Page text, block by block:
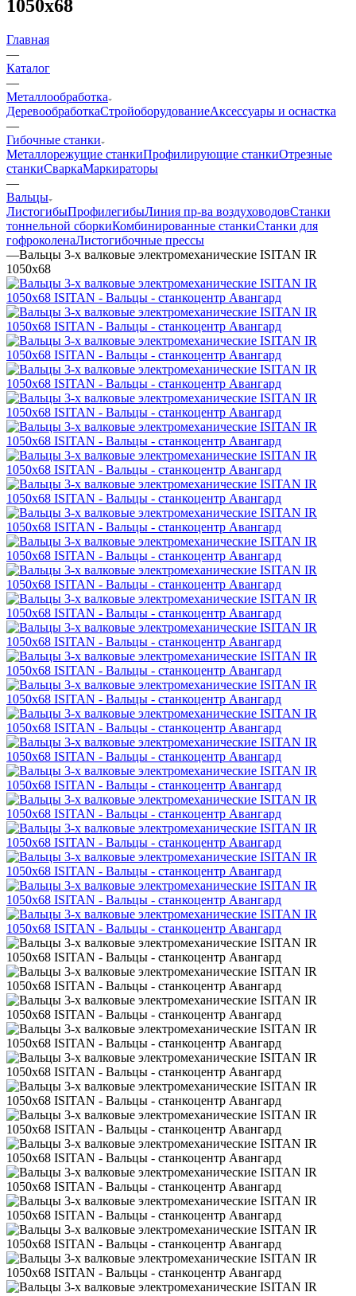
1050x68
Главная
—
Каталог
—
Металлообработка
ДеревообработкаСтройоборудованиеАксeccyapы и оснастка
—
Гибочные станки
Металлорежущие станкиПрофилирующие станкиОтрезные
станкиСваркаМаркираторы
—
Вальцы
ЛистогибыПрофилегибыЛиния пр-ва воздуховодовСтанки
тоннельной сборкиКомбинированные станкиСтанки для
гофроколенаЛистогибочные прессы
—Вальцы 3-х валковые электромеханические ISITAN IR
1050x68